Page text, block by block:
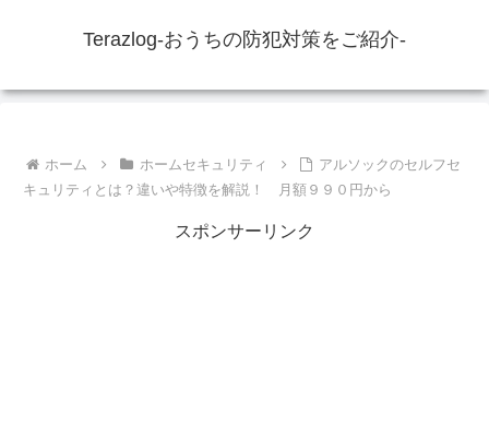
Terazlog-おうちの防犯対策をご紹介-
ホーム ホームセキュリティ
アルソックのセルフセ
キュリティとは？違いや特徴を解説！ 月額９９０円から
スポンサーリンク